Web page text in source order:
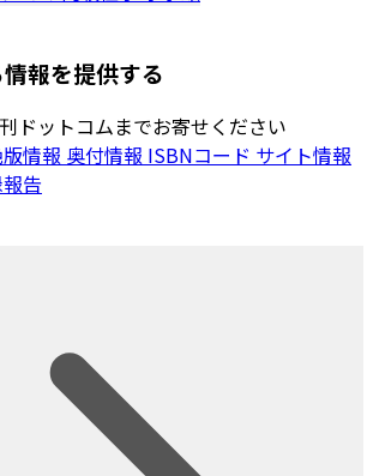
報を提供する
ドットコムまでお寄せください
情報 奥付情報 ISBNコード サイト情報
告